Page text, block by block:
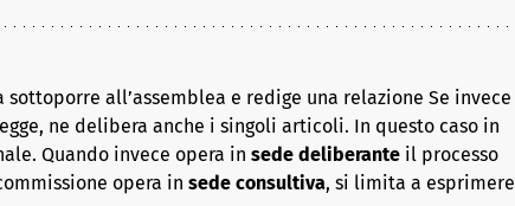
all’assemblea e redige una relazione Se invece
ne delibera anche i singoli articoli. In questo caso in
Quando invece opera in sede deliberante il processo
opera in sede consultiva, si limita a esprimere